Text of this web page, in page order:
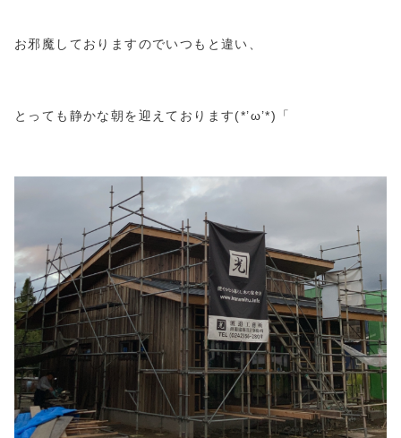
お邪魔しておりますのでいつもと違い、
とっても静かな朝を迎えております(*’ω’*)「